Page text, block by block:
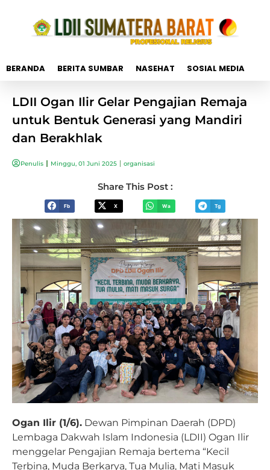
BERANDA BERITA SUMBAR NASEHAT SOSIAL MEDIA
LDII Ogan Ilir Gelar Pengajian Remaja
untuk Bentuk Generasi yang Mandiri
dan Berakhlak
Penulis Minggu, 01 Juni 2025 organisasi
Share This Post :
Fb X Wa Tg
Ogan Ilir (1/6). Dewan Pimpinan Daerah (DPD)
Lembaga Dakwah Islam Indonesia (LDII) Ogan Ilir
menggelar Pengajian Remaja bertema “Kecil
Terbina, Muda Berkarya, Tua Mulia, Mati Masuk